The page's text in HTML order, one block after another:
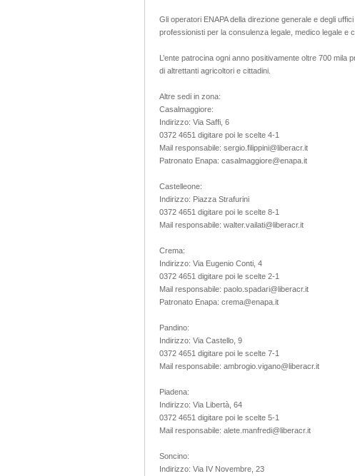
Gli operatori ENAPA della direzione generale e degli
professionisti per la consulenza legale, medico legale e
L’ente patrocina ogni anno positivamente oltre 700
di altrettanti agricoltori e cittadini.
Altre sedi in zona:
Casalmaggiore:
Indirizzo: Via Saffi, 6
0372 4651 digitare poi le scelte 4-1
Mail responsabile: sergio.filippini@liberacr.it
Patronato Enapa: casalmaggiore@enapa.it
Castelleone:
Indirizzo: Piazza Strafurini
0372 4651 digitare poi le scelte 8-1
Mail responsabile: walter.vailati@liberacr.it
Crema:
Indirizzo: Via Eugenio Conti, 4
0372 4651 digitare poi le scelte 2-1
Mail responsabile: paolo.spadari@liberacr.it
Patronato Enapa: crema@enapa.it
Pandino:
Indirizzo: Via Castello, 9
0372 4651 digitare poi le scelte 7-1
Mail responsabile: ambrogio.vigano@liberacr.it
Piadena:
Indirizzo: Via Libertà, 64
0372 4651 digitare poi le scelte 5-1
Mail responsabile: alete.manfredi@liberacr.it
Soncino:
Indirizzo: Via IV Novembre, 23